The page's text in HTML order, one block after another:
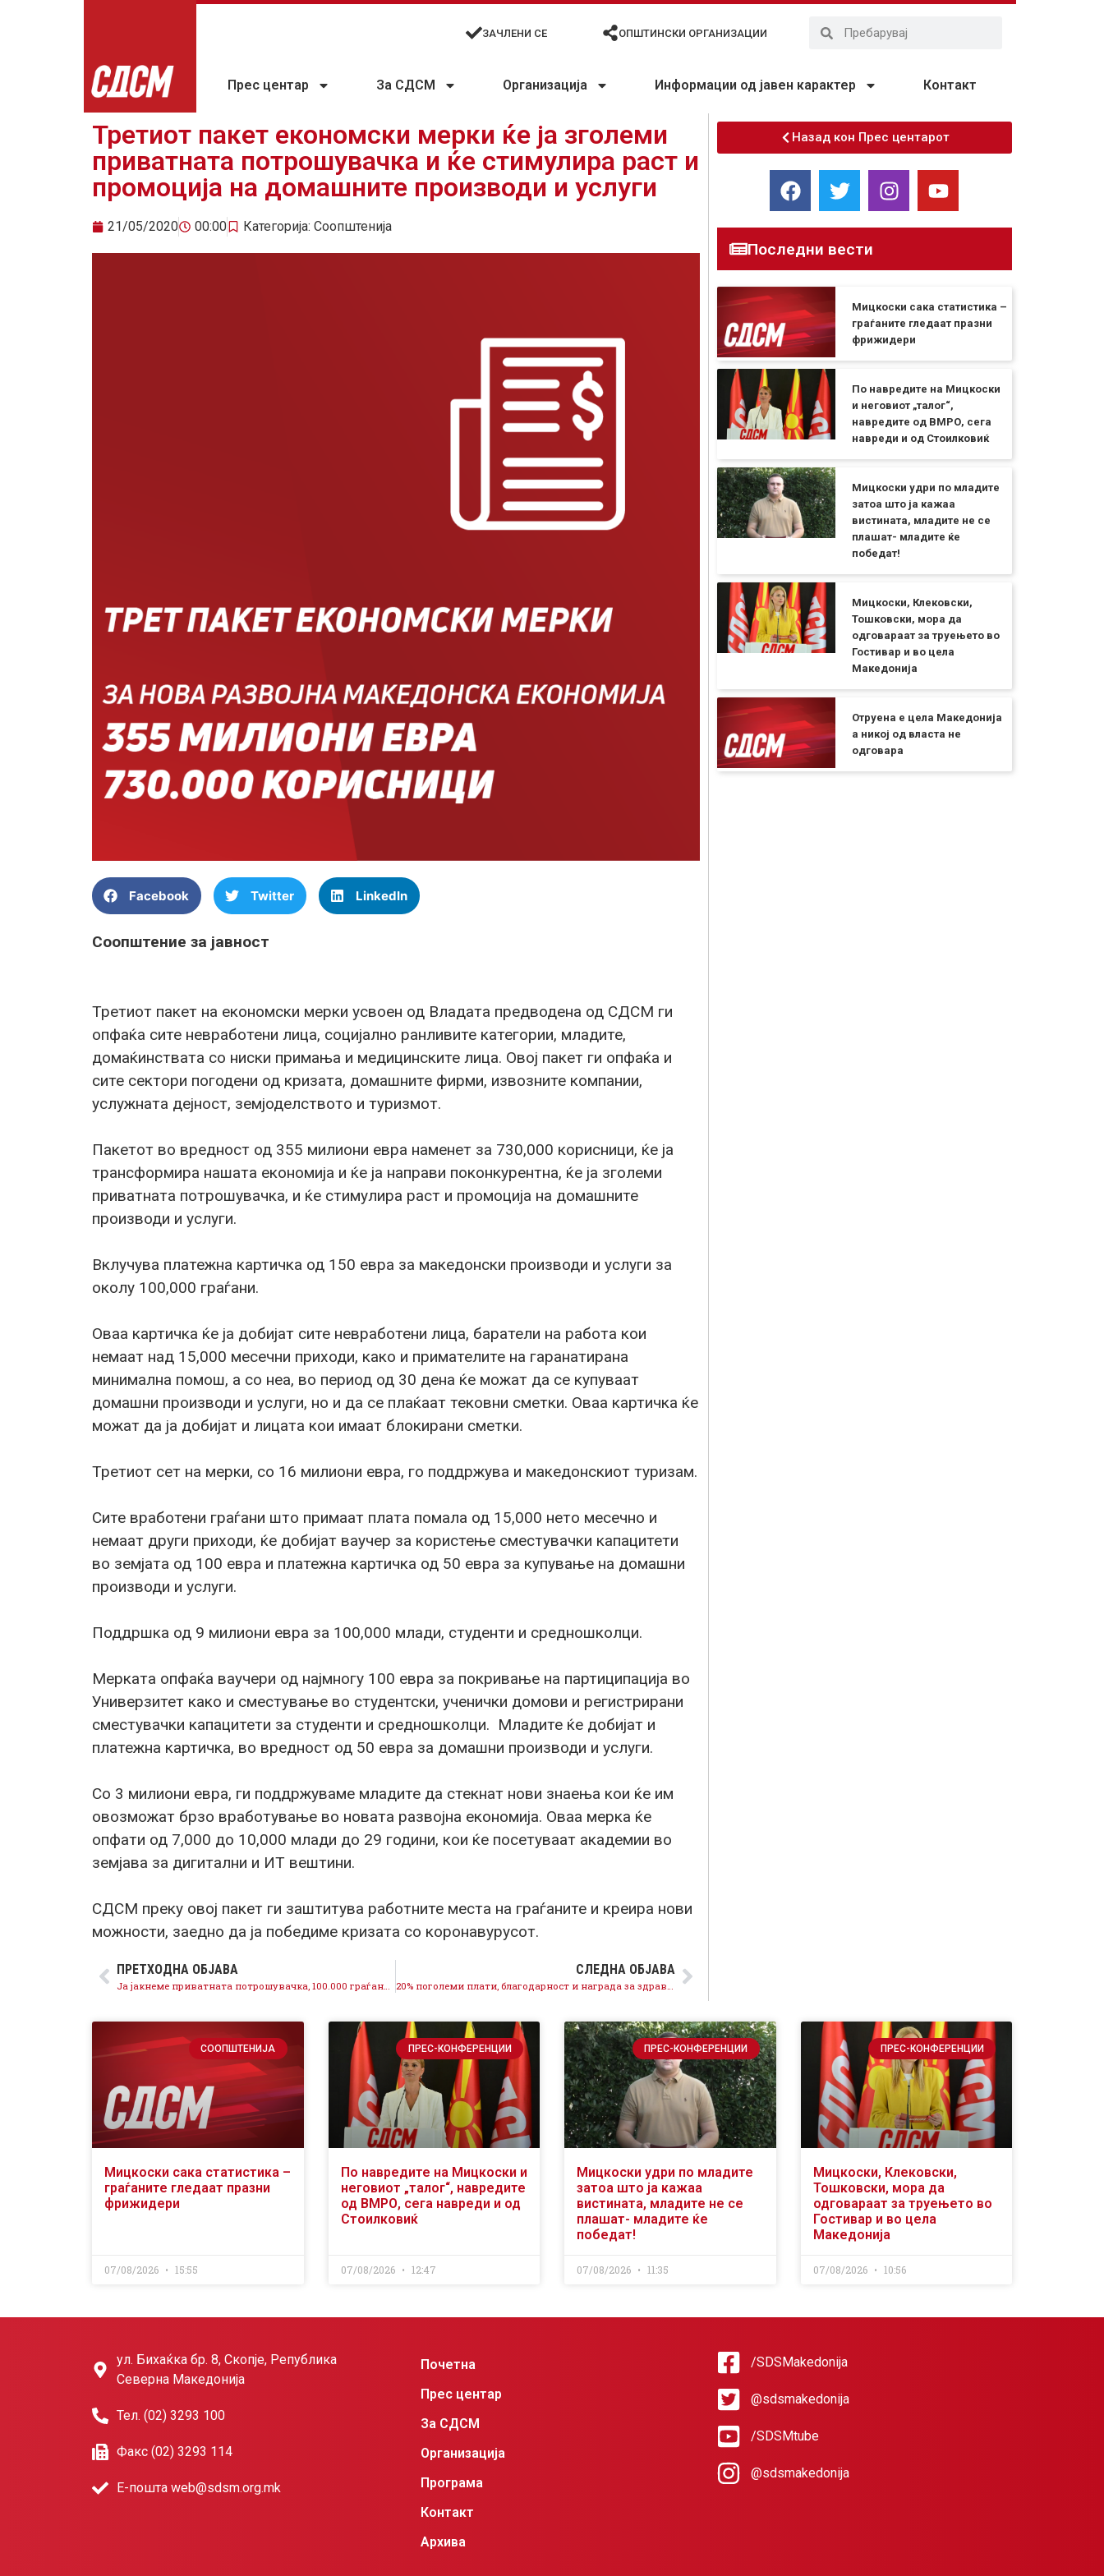
ЗАЧЛЕНИ СЕ ОПШТИНСКИ ОРГАНИЗАЦИИ
Прес центар За СДСМ Организација Информации од јавен карактер Контакт
Третиот пакет економски мерки ќе ја зголеми
приватната потрошувачка и ќе стимулира раст и
промоција на домашните производи и услуги
21/05/2020 00:00 Категорија: Соопштенија
Facebook Twitter LinkedIn
Соопштение за јавност
Третиот пакет на економски мерки усвоен од Владата предводена од СДСМ ги
опфаќа сите невработени лица, социјално ранливите категории, младите,
домаќинствата со ниски примања и медицинските лица. Овој пакет ги опфаќа и
сите сектори погодени од кризата, домашните фирми, извозните компании,
услужната дејност, земјоделството и туризмот.
Пакетот во вредност од 355 милиони евра наменет за 730,000 корисници, ќе ја
трансформира нашата економија и ќе ја направи поконкурентна, ќе ја зголеми
приватната потрошувачка, и ќе стимулира раст и промоција на домашните
производи и услуги.
Вклучува платежна картичка од 150 евра за македонски производи и услуги за
околу 100,000 граѓани.
Оваа картичка ќе ја добијат сите невработени лица, баратели на работа кои
немаат над 15,000 месечни приходи, како и примателите на гаранатирана
минимална помош, а со неа, во период од 30 дена ќе можат да се купуваат
домашни производи и услуги, но и да се плаќаат тековни сметки. Оваа картичка ќе
можат да ја добијат и лицата кои имаат блокирани сметки.
Третиот сет на мерки, со 16 милиони евра, го поддржува и македонскиот туризам.
Сите вработени граѓани што примаат плата помала од 15,000 нето месечно и
немаат други приходи, ќе добијат ваучер за користење сместувачки капацитети
во земјата од 100 евра и платежна картичка од 50 евра за купување на домашни
производи и услуги.
Поддршка од 9 милиони евра за 100,000 млади, студенти и средношколци.
Мерката опфаќа ваучери од најмногу 100 евра за покривање на партиципација во
Универзитет како и сместување во студентски, ученички домови и регистрирани
сместувачки капацитети за студенти и средношколци. Младите ќе добијат и
платежна картичка, во вредност од 50 евра за домашни производи и услуги.
Со 3 милиони евра, ги поддржуваме младите да стекнат нови знаења кои ќе им
овозможат брзо вработување во новата развојна економија. Оваа мерка ќе
опфати од 7,000 до 10,000 млади до 29 години, кои ќе посетуваат академии во
земјава за дигитални и ИТ вештини.
СДСМ преку овој пакет ги заштитува работните места на граѓаните и креира нови
можности, заедно да ја победиме кризата со коронавурусот.
ПРЕТХОДНА ОБЈАВА СЛЕДНА ОБЈАВА
Назад кон Прес центарот
Последни вести
Мицкоски сака статистика –
граѓаните гледаат празни
фрижидери
По навредите на Мицкоски
и неговиот „талог“,
навредите од ВМРО, сега
навреди и од Стоилковиќ
Мицкоски удри по младите
затоа што ја кажаа
вистината, младите не се
плашат- младите ќе
победат!
Мицкоски, Клековски,
Тошковски, мора да
одговараат за труењето во
Гостивар и во цела
Македонија
Отруена е цела Македонија
а никој од власта не
одговара
СООПШТЕНИЈА
Мицкоски сака статистика –
граѓаните гледаат празни
фрижидери
07/08/2026 15:55
ПРЕС-КОНФЕРЕНЦИИ
По навредите на Мицкоски и
неговиот „талог“, навредите
од ВМРО, сега навреди и од
Стоилковиќ
07/08/2026 12:47
ПРЕС-КОНФЕРЕНЦИИ
Мицкоски удри по младите
затоа што ја кажаа
вистината, младите не се
плашат- младите ќе
победат!
07/08/2026 11:35
ПРЕС-КОНФЕРЕНЦИИ
Мицкоски, Клековски,
Тошковски, мора да
одговараат за труењето во
Гостивар и во цела
Македонија
07/08/2026 10:56
ул. Бихаќка бр. 8, Скопје, Република
Северна Македонија
Тел. (02) 3293 100
Факс (02) 3293 114
Е-пошта web@sdsm.org.mk
Почетна
Прес центар
За СДСМ
Организација
Програма
Контакт
Архива
/SDSMakedonija
@sdsmakedonija
/SDSMtube
@sdsmakedonija